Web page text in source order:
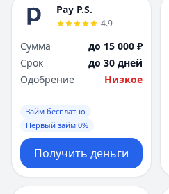
Pay P.S.
4.9
Сумма
до 15 000 ₽
Срок
до 30 дней
Одобрение
Низкое
Займ бесплатно
Первый займ 0%
Получить деньги